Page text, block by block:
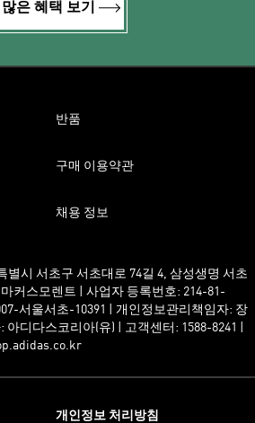
은 혜택 보기
반품
구매 이용약관
채용 정보
별시 서초구 서초대로 74길 4, 삼성생명 서초
커스모렌트 | 사업자 등록번호: 214-81-
서울서초-10391 | 개인정보관리책임자: 장
디다스코리아(유) | 고객센터: 1588-8241 |
개인정보 처리방침